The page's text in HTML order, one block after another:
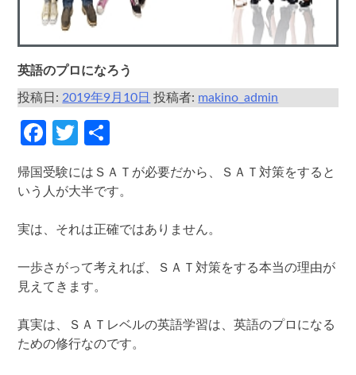
英語のプロになろう
投稿日:2019年9月10日 投稿者: makino_admin
Facebook
Twitter
帰国受験にはＳＡＴが必要だから、ＳＡＴ対策をすると
いう人が大半です。
実は、それは正確ではありません。
一歩さがって考えれば、ＳＡＴ対策をする本当の理由が
見えてきます。
真実は、ＳＡＴレベルの英語学習は、英語のプロになる
ための修行なのです。